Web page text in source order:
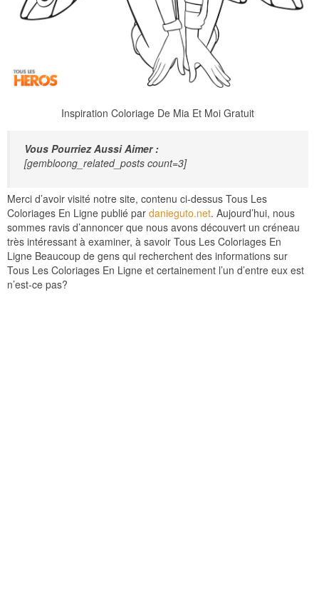
Inspiration Coloriage De Mia Et Moi Gratuit
Vous Pourriez Aussi Aimer :
[gembloong_related_posts count=3]
Merci d’avoir visité notre site, contenu ci-dessus Tous Les
Coloriages En Ligne publié par danieguto.net. Aujourd’hui, nous
sommes ravis d’annoncer que nous avons découvert un créneau
très intéressant à examiner, à savoir Tous Les Coloriages En
Ligne Beaucoup de gens qui recherchent des informations sur
Tous Les Coloriages En Ligne et certainement l’un d’entre eux est
n’est-ce pas?